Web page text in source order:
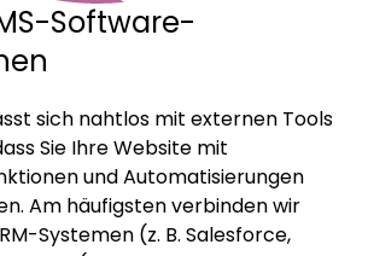
Software-
sich nahtlos mit externen Tools
Sie Ihre Website mit
und Automatisierungen
Am häufigsten verbinden wir
Systemen (z. B. Salesforce,